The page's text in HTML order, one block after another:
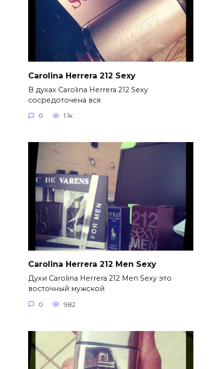
Carolina Herrera 212 Sexy
В духах Carolina Herrera 212 Sexy
сосредоточена вся
0 1.1к.
Carolina Herrera 212 Men Sexy
Духи Carolina Herrera 212 Men Sexy это
восточный мужской
0 982